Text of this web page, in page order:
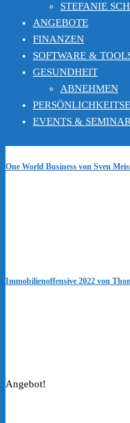
STEFANIE
ANGEBOTE
FINANZEN
SOFTWARE &
GESUNDHEIT
ABNEHMEN
EVENTS &
One World Business von Sven
Immobilienoffensive 2022 von
Angebot!